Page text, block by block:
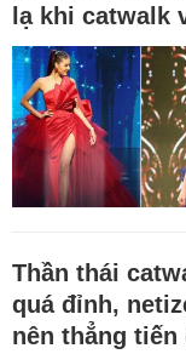
lạ khi catwalk
Thần thái
quá đỉnh,
nên thẳng tiến